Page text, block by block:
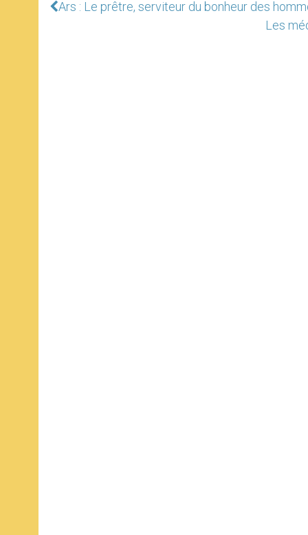
Ars : Le prêtre, serviteur du bonheur des
Les